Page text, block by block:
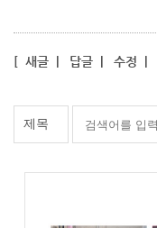
[ 새글| 답글| 수정